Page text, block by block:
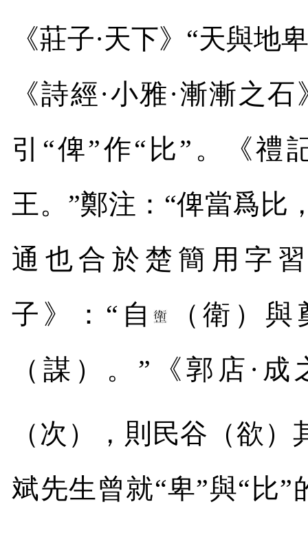
《莊子·天下》“天與地
《詩經·小雅·漸漸之
引“俾”作“比”。《禮
王。”鄭注：“俾當爲比
通也合於楚簡用字
子》：“自
（衛）
（謀）。”《郭店·
（次），則民谷（欲
斌先生曾就“卑”與“比”